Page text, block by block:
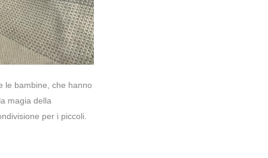
le bambine, che hanno
magia della
per i piccoli.